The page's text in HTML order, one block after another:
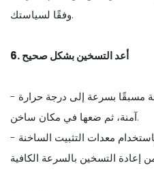
وفقًا لسياستك.
6. أعد التسخين بشكل صحيح
- أعد تسخين الأطعمة المطبوخة مسبقًا بسرعة إلى درجة حرارة
آمنة، ثم ضعها في مكان ساخن.
- لا تقم أبدًا بإعادة التسخين باستخدام معدات التثبيت الساخنة